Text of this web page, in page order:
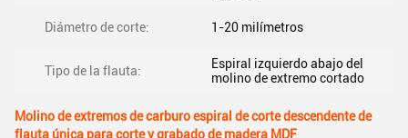
Diámetro de corte: 1-20 milímetros
Tipo de la flauta:
Espiral izquierdo abajo del
molino de extremo cortado
Molino de extremos de carburo espiral de corte descendente de
flauta única para corte y grabado de madera MDF